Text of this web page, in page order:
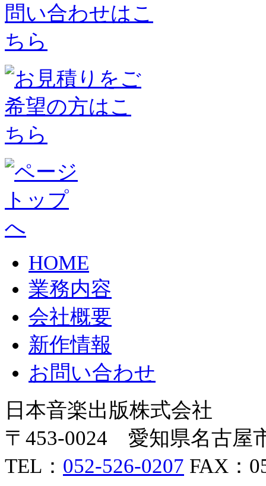
HOME
業務内容
会社概要
新作情報
お問い合わせ
日本音楽出版株式会社
〒453-0024 愛知県名古屋
TEL： 052-526-0207 FAX：